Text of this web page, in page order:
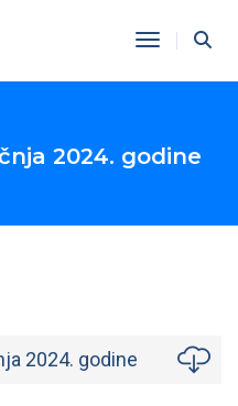
Toggle
2024. godine
2024. godine